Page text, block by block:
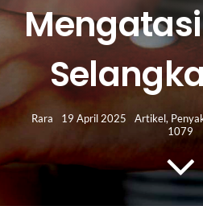
HUBUNGI
Search
for:Rara 19 April 2025 Artikel,
1079